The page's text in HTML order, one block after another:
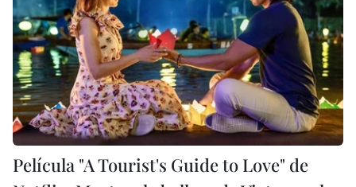
Película "A Tourist's Guide to Love" de